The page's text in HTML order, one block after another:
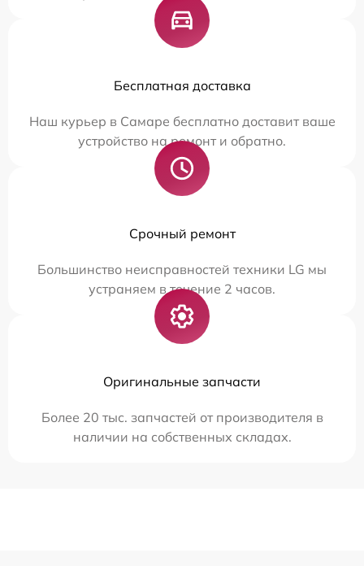
Бесплатная доставка
Наш курьер в Самаре бесплатно доставит ваше
устройство на ремонт и обратно.
Срочный ремонт
Большинство неисправностей техники LG мы
устраняем в течение 2 часов.
Оригинальные запчасти
Более 20 тыс. запчастей от производителя в
наличии на собственных складах.